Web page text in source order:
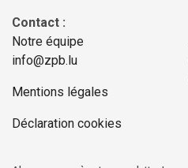
Contact :
Notre équipe
info@zpb.lu
Mentions légales
Déclaration cookies